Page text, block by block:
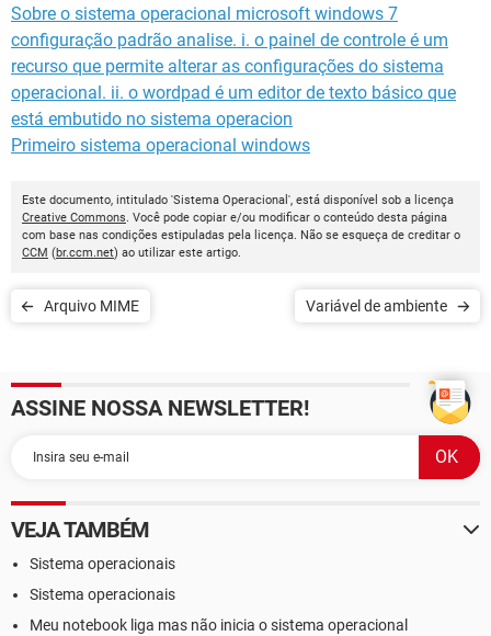
Sobre o sistema operacional microsoft windows 7
configuração padrão analise. i. o painel de controle é um
recurso que permite alterar as configurações do sistema
operacional. ii. o wordpad é um editor de texto básico que
está embutido no sistema operacion
Primeiro sistema operacional windows
Este documento, intitulado 'Sistema Operacional', está disponível sob a licença
Creative Commons. Você pode copiar e/ou modificar o conteúdo desta página
com base nas condições estipuladas pela licença. Não se esqueça de creditar o
CCM (br.ccm.net) ao utilizar este artigo.
Arquivo MIME Variável de ambiente
ASSINE NOSSA NEWSLETTER!
VEJA TAMBÉM
Sistema operacionais
Sistema operacionais
Meu notebook liga mas não inicia o sistema operacional